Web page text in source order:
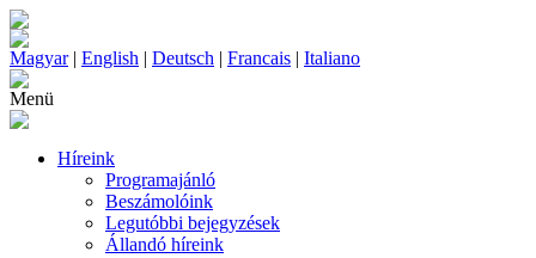
Magyar| English | Deutsch | Francais | Italiano
Menü
Híreink
Programajánló
Beszámolóink
Legutóbbi bejegyzések
Állandó híreink